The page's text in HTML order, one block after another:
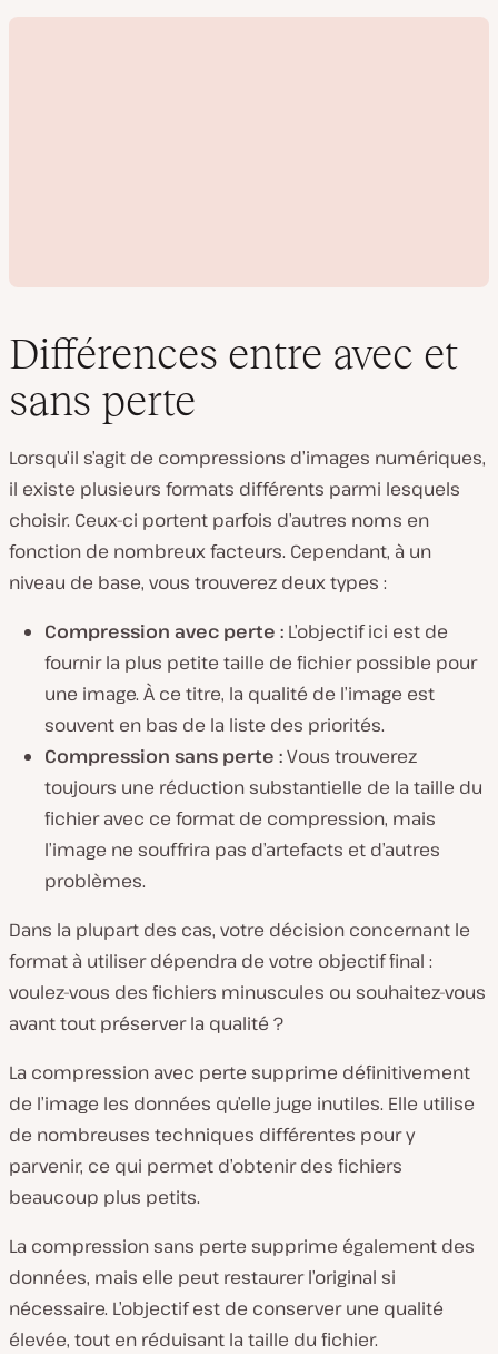
r
a
v
i
d
é
Différences entre avec et
sans perte
Lorsqu’il s’agit de compressions d’images numériques,
il existe plusieurs formats différents parmi lesquels
choisir. Ceux-ci portent parfois d’autres noms en
fonction de nombreux facteurs. Cependant, à un
niveau de base, vous trouverez deux types :
Compression avec perte : L’objectif ici est de
fournir la plus petite taille de fichier possible pour
une image. À ce titre, la qualité de l’image est
souvent en bas de la liste des priorités.
Compression sans perte :Vous trouverez
toujours une réduction substantielle de la taille du
fichier avec ce format de compression, mais
l’image ne souffrira pas d’artefacts et d’autres
problèmes.
Dans la plupart des cas, votre décision concernant le
format à utiliser dépendra de votre objectif final :
voulez-vous des fichiers minuscules ou souhaitez-vous
avant tout préserver la qualité ?
La compression avec perte supprime définitivement
de l’image les données qu’elle juge inutiles. Elle utilise
de nombreuses techniques différentes pour y
parvenir, ce qui permet d’obtenir des fichiers
beaucoup plus petits.
La compression sans perte supprime également des
données, mais elle peut restaurer l’original si
nécessaire. L’objectif est de conserver une qualité
élevée, tout en réduisant la taille du fichier.